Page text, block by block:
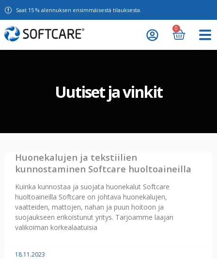
Saat 15 % alennuksen ensimmäisestä tilauksesta.
0
Uutiset ja vinkit
Huonekalujen ja tekstiilien
kunnostaminen Softcare huoltoaineilla
Kuinka kunnostaa ja suojata huonekalut Softcare
huoltoaineilla Softcare on johtava huonekalujen,
vaatteiden, mattojen, nahan ja puun hoitoon ja
suojaukseen erikoistunut yritys. Tarjoamme laajan
valikoiman korkealaatuisia
18.11.2023